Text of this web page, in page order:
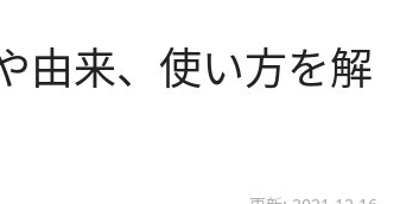
由来、使い方を解